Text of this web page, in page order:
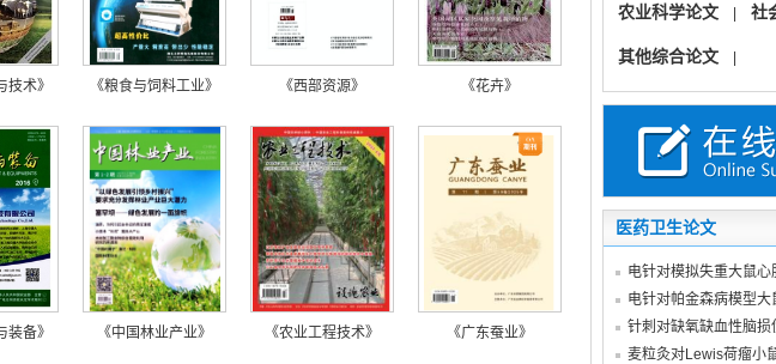
技术》 《粮食与饲料工业》 《西部资源》 《花卉》
装备》 《中国林业产业》 《农业工程技术》 《广东蚕业》
农业科学论文 社
其他综合论文
医药卫生论文
电针对模拟失重大鼠心
电针对帕金森病模型大
针刺对缺氧缺血性脑损
麦粒灸对Lewis荷瘤小